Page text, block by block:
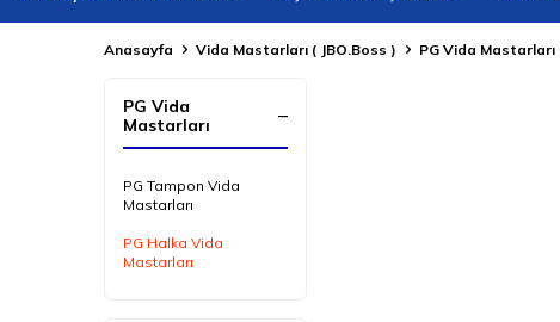
Anasayfa Vida Mastarları ( JBO.Boss ) PG Vida Mastarları
PG Vida
Mastarları
PG Tampon Vida
Mastarları
PG Halka Vida
Mastarları